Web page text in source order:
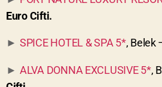
Euro Cifti.
► SPICE HOTEL & SPA 5*, Belek
► ALVA DONNA EXCLUSIVE 5*,